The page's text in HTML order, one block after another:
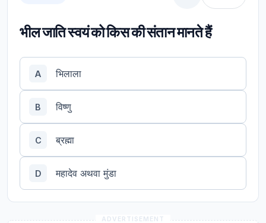
भील जाति स्वयं को किस की संतान मानते हैं
A भिलाला
B विष्णु
C ब्रह्मा
D महादेव अथवा मुंडा